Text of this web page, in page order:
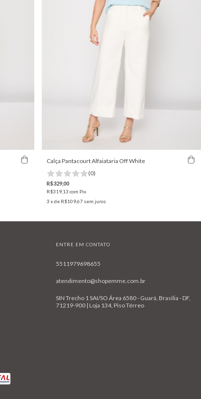
Calça Pantacourt Alfaiataria Off White
(0)
R$329,00
R$319,13com Pix
3 x de R$109,67 sem juros
ENTRE EM CONTATO
5511979698655
atendimento@shopemme.com.br
SIN Trecho 1 SAI/SO Área 6580 - Guará, Brasília - DF,
71219-900 | Loja 134, Piso Térreo